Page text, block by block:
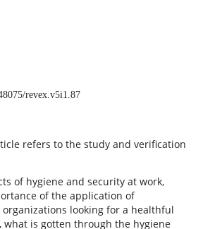
revex.v5i1.87
refers to the study and verification
of hygiene and security at work,
of the application of
looking for a healthful
what is gotten through the hygiene